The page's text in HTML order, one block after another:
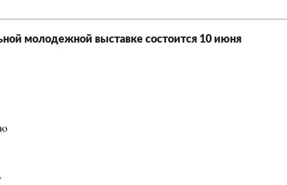
молодежной выставке состоится 10 июня